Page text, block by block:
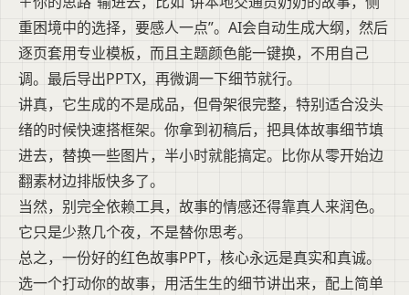
重困境中的选择，要感人一点”。AI会自动生成大纲，然后
逐页套用专业模板，而且主题颜色能一键换，不用自己
调。最后导出PPTX，再微调一下细节就行。
讲真，它生成的不是成品，但骨架很完整，特别适合没头
绪的时候快速搭框架。你拿到初稿后，把具体故事细节填
进去，替换一些图片，半小时就能搞定。比你从零开始边
翻素材边排版快多了。
当然，别完全依赖工具，故事的情感还得靠真人来润色。
它只是少熬几个夜，不是替你思考。
总之，一份好的红色故事PPT，核心永远是真实和真诚。
选一个打动你的故事，用活生生的细节讲出来，配上简单